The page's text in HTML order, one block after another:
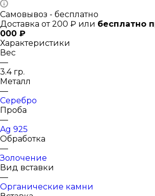
Самовывоз - бесплатно
Доставка от 200 ₽ или бесплатно
000 ₽
Характеристики
Вес
—
3.4 гр.
Металл
—
Серебро
Проба
—
Ag 925
Обработка
—
Золочение
Вид вставки
—
Органические камни